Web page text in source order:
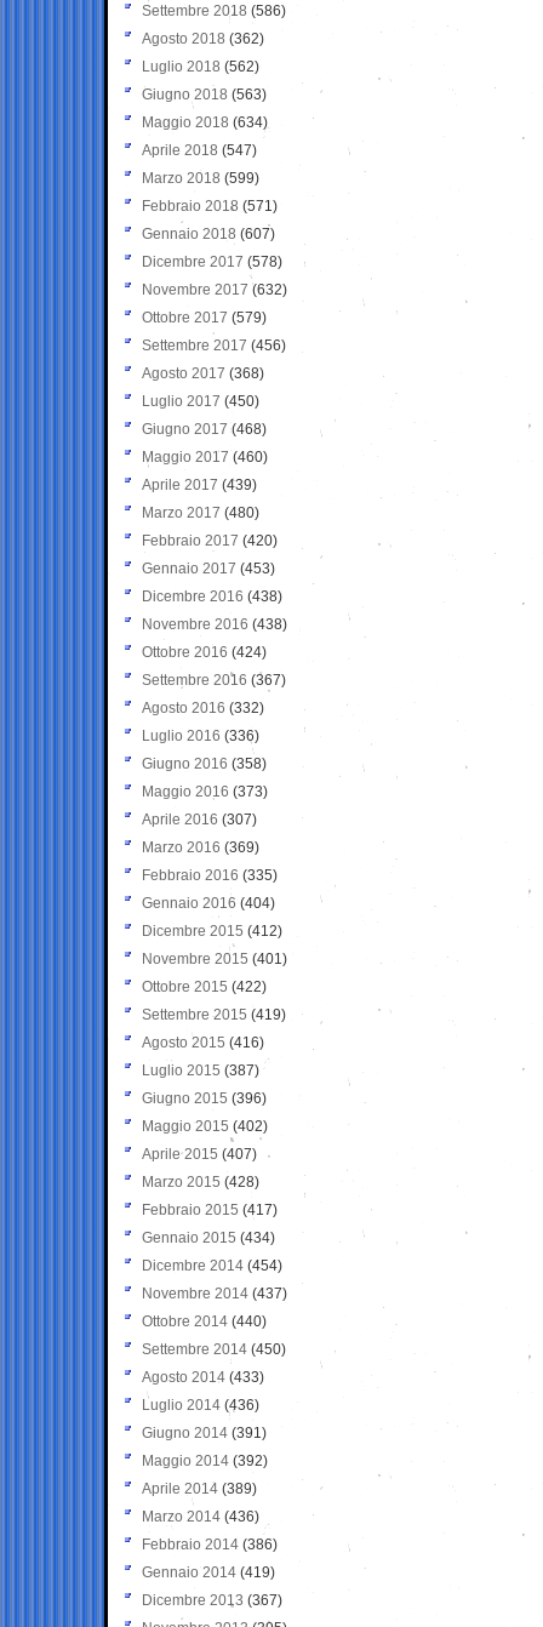
Settembre 2018 (586)
Agosto 2018 (362)
Luglio 2018 (562)
Giugno 2018 (563)
Maggio 2018 (634)
Aprile 2018 (547)
Marzo 2018 (599)
Febbraio 2018 (571)
Gennaio 2018 (607)
Dicembre 2017 (578)
Novembre 2017 (632)
Ottobre 2017 (579)
Settembre 2017 (456)
Agosto 2017 (368)
Luglio 2017 (450)
Giugno 2017 (468)
Maggio 2017 (460)
Aprile 2017 (439)
Marzo 2017 (480)
Febbraio 2017 (420)
Gennaio 2017 (453)
Dicembre 2016 (438)
Novembre 2016 (438)
Ottobre 2016 (424)
Settembre 2016 (367)
Agosto 2016 (332)
Luglio 2016 (336)
Giugno 2016 (358)
Maggio 2016 (373)
Aprile 2016 (307)
Marzo 2016 (369)
Febbraio 2016 (335)
Gennaio 2016 (404)
Dicembre 2015 (412)
Novembre 2015 (401)
Ottobre 2015 (422)
Settembre 2015 (419)
Agosto 2015 (416)
Luglio 2015 (387)
Giugno 2015 (396)
Maggio 2015 (402)
Aprile 2015 (407)
Marzo 2015 (428)
Febbraio 2015 (417)
Gennaio 2015 (434)
Dicembre 2014 (454)
Novembre 2014 (437)
Ottobre 2014 (440)
Settembre 2014 (450)
Agosto 2014 (433)
Luglio 2014 (436)
Giugno 2014 (391)
Maggio 2014 (392)
Aprile 2014 (389)
Marzo 2014 (436)
Febbraio 2014 (386)
Gennaio 2014 (419)
Dicembre 2013 (367)